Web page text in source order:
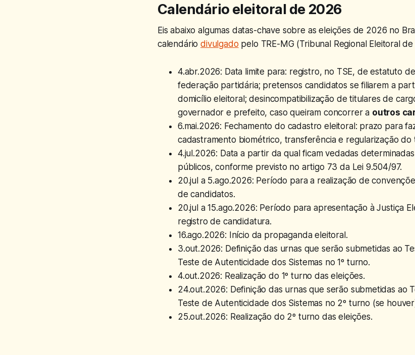
Calendário eleitoral de 2026
Eis abaixo algumas datas-chave sobre as eleições de 2026 no
calendáriodivulgado pelo TRE-MG (Tribunal Regional Eleitoral de
4.abr.2026: Data limite para: registro, no TSE, de estatuto
federação partidária; pretensos candidatos se filiarem a
domicílio eleitoral; desincompatibilização de titulares de
governador e prefeito, caso queiram concorrer a outros
6.mai.2026: Fechamento do cadastro eleitoral: prazo para
cadastramento biométrico, transferência e regularização do
4.jul.2026: Data a partir da qual ficam vedadas
públicos, conforme previsto no artigo 73 da Lei 9.504/97.
20.jul a 5.ago.2026: Período para a realização de
de candidatos.
20.jul a 15.ago.2026: Período para apresentação à Justiça
registro de candidatura.
16.ago.2026: Início da propaganda eleitoral.
3.out.2026: Definição das urnas que serão submetidas ao
Teste de Autenticidade dos Sistemas no 1º turno.
4.out.2026: Realização do 1º turno das eleições.
24.out.2026: Definição das urnas que serão submetidas ao
Teste de Autenticidade dos Sistemas no 2º turno (se
25.out.2026: Realização do 2º turno das eleições.